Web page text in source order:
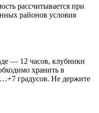
рассчитывается при
районов условия
— 12 часов, клубники
хранить в
градусов. Не держите